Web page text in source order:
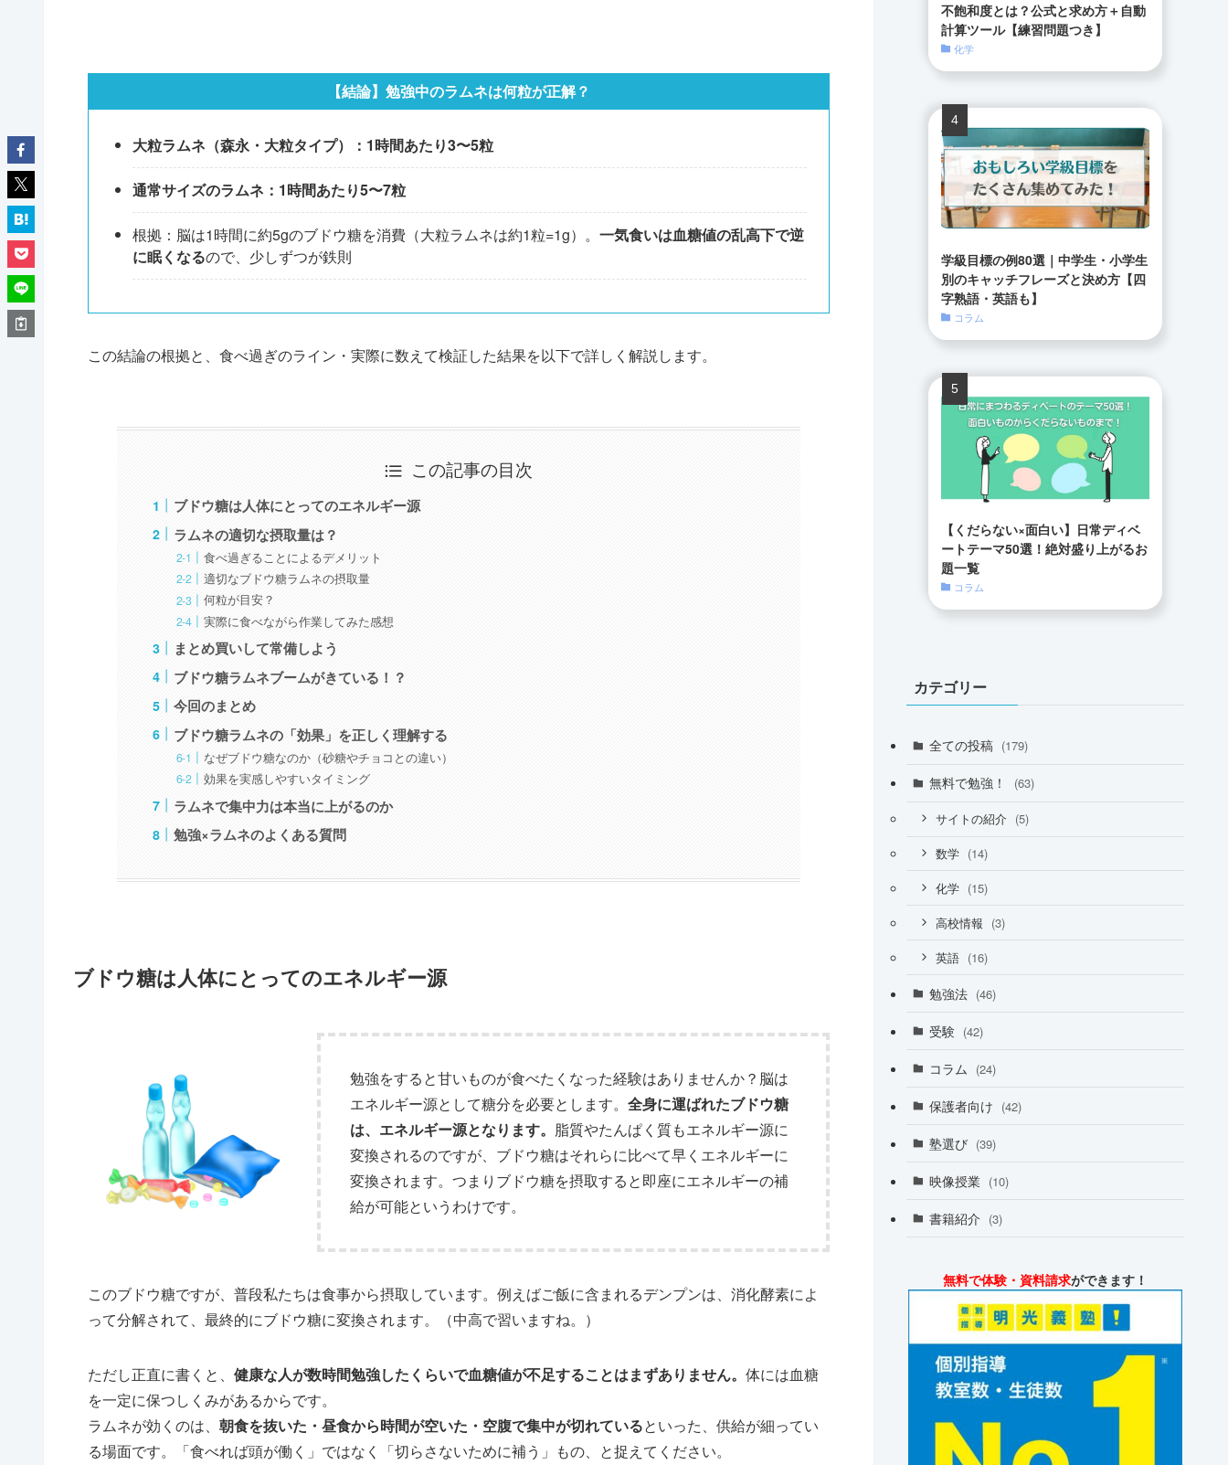
【結論】勉強中のラムネは何粒が正解？
大粒ラムネ（森永・大粒タイプ）：1時間あたり3〜5粒
通常サイズのラムネ：1時間あたり5〜7粒
根拠：脳は1時間に約5gのブドウ糖を消費（大粒ラムネは約1粒=1g）。 一気食いは血糖値の乱高下で逆
に眠くなるので、少しずつが鉄則
この結論の根拠と、食べ過ぎのライン・実際に数えて検証した結果を以下で詳しく解説します。
この記事の目次
ブドウ糖は人体にとってのエネルギー源
ラムネの適切な摂取量は？
食べ過ぎることによるデメリット
適切なブドウ糖ラムネの摂取量
何粒が目安？
実際に食べながら作業してみた感想
まとめ買いして常備しよう
ブドウ糖ラムネブームがきている！？
今回のまとめ
ブドウ糖ラムネの「効果」を正しく理解する
なぜブドウ糖なのか（砂糖やチョコとの違い）
効果を実感しやすいタイミング
ラムネで集中力は本当に上がるのか
勉強×ラムネのよくある質問
ブドウ糖は人体にとってのエネルギー源
勉強をすると甘いものが食べたくなった経験はありませんか？脳は
エネルギー源として糖分を必要とします。 全身に運ばれたブドウ糖
は、エネルギー源となります。 脂質やたんぱく質もエネルギー源に
変換されるのですが、ブドウ糖はそれらに比べて早くエネルギーに
変換されます。つまりブドウ糖を摂取すると即座にエネルギーの補
給が可能というわけです。
このブドウ糖ですが、普段私たちは食事から摂取しています。例えばご飯に含まれるデンプンは、消化酵素によ
って分解されて、最終的にブドウ糖に変換されます。（中高で習いますね。）
ただし正直に書くと、 健康な人が数時間勉強したくらいで血糖値が不足することはまずありません。 体には血糖
を一定に保つしくみがあるからです。
ラムネが効くのは、 朝食を抜いた・昼食から時間が空いた・空腹で集中が切れているといった、供給が細ってい
る場面です。「食べれば頭が働く」ではなく「切らさないために補う」もの、と捉えてください。
不飽和度とは？公式と求め方＋自動
計算ツール【練習問題つき】
化学
学級目標の例80選｜中学生・小学生
別のキャッチフレーズと決め方【四
字熟語・英語も】
コラム
【くだらない×面白い】日常ディベ
ートテーマ50選！絶対盛り上がるお
題一覧
コラム
カテゴリー
全ての投稿 (179)
無料で勉強！ (63)
サイトの紹介 (5)
数学 (14)
化学 (15)
高校情報 (3)
英語 (16)
勉強法 (46)
受験 (42)
コラム (24)
保護者向け (42)
塾選び (39)
映像授業 (10)
書籍紹介 (3)
無料で体験・資料請求ができます！